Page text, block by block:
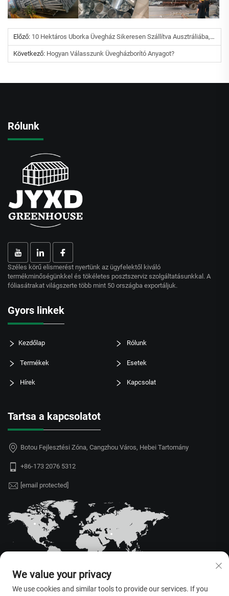
Előző: 10 Hektáros Uborka Üvegház Sikeresen Szállítva Ausztráliába, Elősegítve A Modern Mezőgazdaság Hatékony Fejlődését
Következő: Hogyan Válasszunk Üvegházborító Anyagot?
Rólunk
Széles körű elismerést nyertünk az ügyfelektől kiváló
termékminőségünkkel és tökéletes posztszerviz szolgáltatásunkkal. A
fóliasátrakat világszerte több mint 50 országba exportáljuk.
Gyors linkek
Kezdőlap Rólunk
Termékek Esetek
Hírek Kapcsolat
Tartsa a kapcsolatot
Botou Fejlesztési Zóna, Cangzhou Város, Hebei Tartomány
+86-173 2076 5312
[email protected]
We value your privacy
We use cookies and similar tools to provide our services. If you